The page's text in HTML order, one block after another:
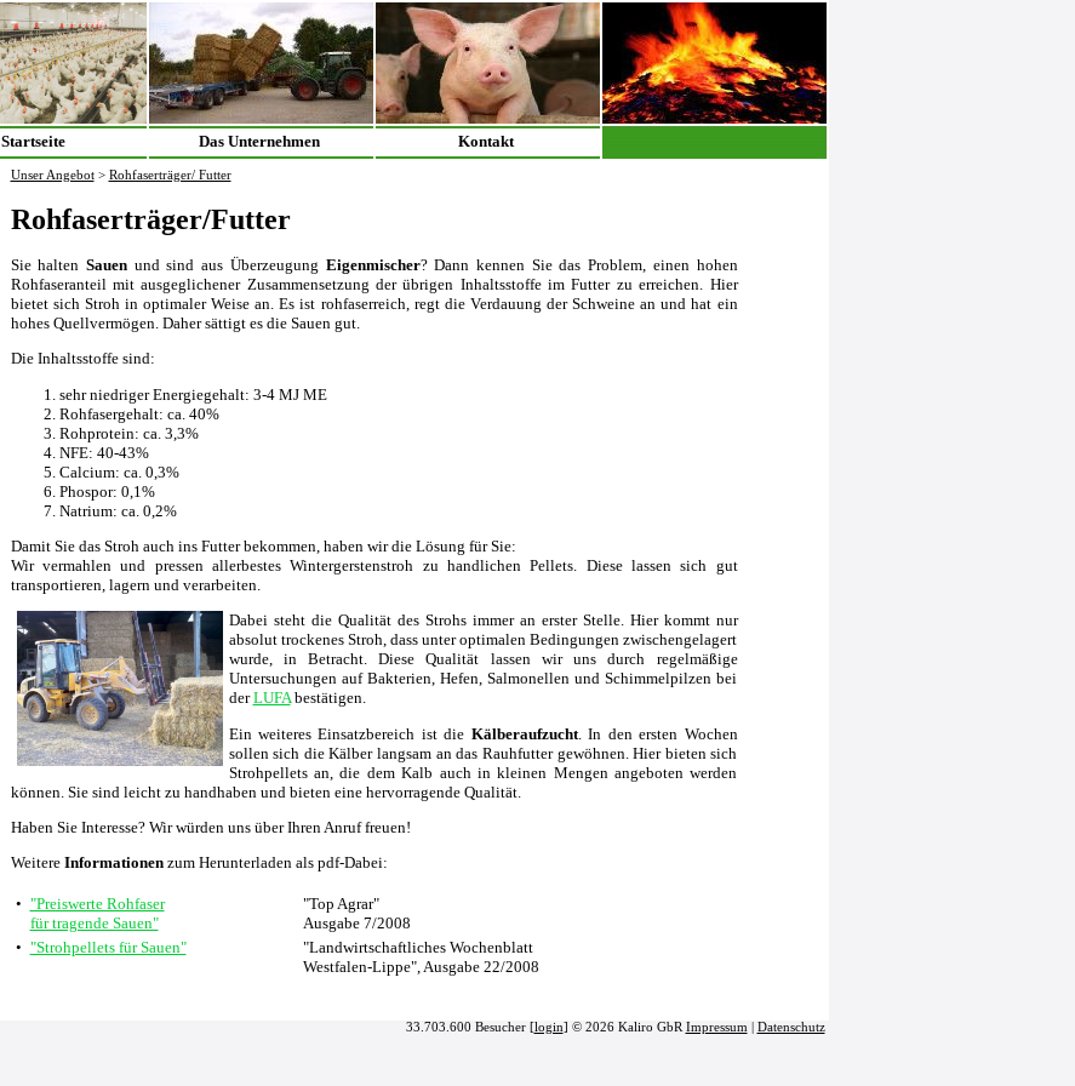
Startseite Das Unternehmen Kontakt
Unser Angebot > Rohfaserträger/ Futter
Rohfaserträger/Futter
Sie halten Sauenund sind aus Überzeugung Eigenmischer? Dann kennen Sie das Problem, einen hohen
Rohfaseranteil mit ausgeglichener Zusammensetzung der übrigen Inhaltsstoffe im Futter zu erreichen. Hier
bietet sich Stroh in optimaler Weise an. Es ist rohfaserreich, regt die Verdauung der Schweine an und hat ein
hohes Quellvermögen. Daher sättigt es die Sauen gut.
Die Inhaltsstoffe sind:
sehr niedriger Energiegehalt: 3-4 MJ ME
Rohfasergehalt: ca. 40%
Rohprotein: ca. 3,3%
NFE: 40-43%
Calcium: ca. 0,3%
Phospor: 0,1%
Natrium: ca. 0,2%
Damit Sie das Stroh auch ins Futter bekommen, haben wir die Lösung für Sie:
Wir vermahlen und pressen allerbestes Wintergerstenstroh zu handlichen Pellets. Diese lassen sich gut
transportieren, lagern und verarbeiten.
Dabei steht die Qualität des Strohs immer an erster Stelle. Hier kommt nur
absolut trockenes Stroh, dass unter optimalen Bedingungen zwischengelagert
wurde, in Betracht. Diese Qualität lassen wir uns durch regelmäßige
Untersuchungen auf Bakterien, Hefen, Salmonellen und Schimmelpilzen bei
derLUFAbestätigen.
Ein weiteres Einsatzbereich ist die Kälberaufzucht. In den ersten Wochen
sollen sich die Kälber langsam an das Rauhfutter gewöhnen. Hier bieten sich
Strohpellets an, die dem Kalb auch in kleinen Mengen angeboten werden
können. Sie sind leicht zu handhaben und bieten eine hervorragende Qualität.
Haben Sie Interesse? Wir würden uns über Ihren Anruf freuen!
Weitere Informationenzum Herunterladen als pdf-Dabei:
• "Preiswerte Rohfaser
für tragende Sauen"
"Top Agrar"
Ausgabe 7/2008
• "Strohpellets für Sauen"
"Landwirtschaftliches Wochenblatt
Westfalen-Lippe", Ausgabe 22/2008
33.703.600 Besucher [login] © 2026 Kaliro GbR Impressum Datenschutz